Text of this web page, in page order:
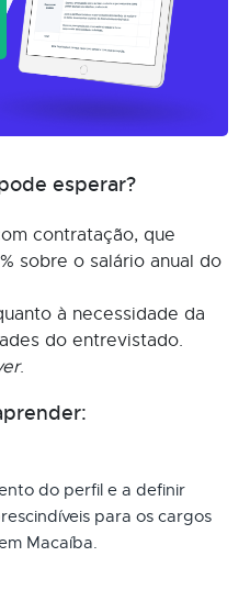
esperar?
contratação, que
sobre o salário anual do
à necessidade da
do entrevistado.
.
do perfil e a definir
para os cargos
Macaíba.